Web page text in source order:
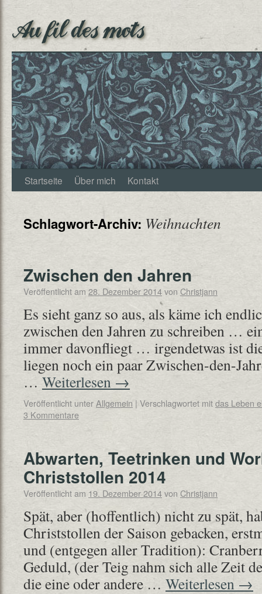
Au fil des mots
Startseite Über mich Kontakt
Schlagwort-Archiv: Weihnachten
Zwischen den Jahren
Veröffentlicht am 28. Dezember 2014von Christjann
Es sieht ganz so aus, als käme ich
zwischen den Jahren zu schreiben …
immer davonfliegt … irgendetwas ist
liegen noch ein paar Zwischen-den-
… Weiterlesen →
Veröffentlicht unterAllgemein | Verschlagwortet mitdas Leben
3 Kommentare
Abwarten, Teetrinken und
Christstollen 2014
Veröffentlicht am 19. Dezember 2014von Christjann
Spät, aber (hoffentlich) nicht zu spät,
Christstollen der Saison gebacken,
und (entgegen aller Tradition):
Geduld, (der Teig nahm sich alle Zeit
die eine oder andere … Weiterlesen →